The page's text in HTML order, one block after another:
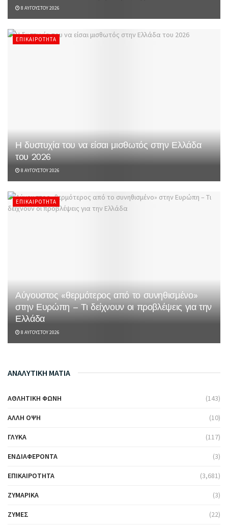
8 ΑΥΓΟΎΣΤΟΥ 2026
ΕΠΙΚΑΙΡΌΤΗΤΑ
Η δυστυχία του να είσαι μισθωτός στην Ελλάδα
του 2026
8 ΑΥΓΟΎΣΤΟΥ 2026
ΕΠΙΚΑΙΡΌΤΗΤΑ
Αύγουστος «θερμότερος από το συνηθισμένο»
στην Ευρώπη – Τι δείχνουν οι προβλέψεις για την
Ελλάδα
8 ΑΥΓΟΎΣΤΟΥ 2026
ΑΝΑΛΥΤΙΚΗ ΜΑΤΙΑ
ΑΘΛΗΤΙΚΉ ΦΩΝΉ (143)
ΆΛΛΗ ΌΨΗ (10)
ΓΛΥΚΆ (117)
ΕΝΔΙΑΦΈΡΟΝΤΑ (3)
ΕΠΙΚΑΙΡΌΤΗΤΑ (3,681)
ΖΥΜΑΡΙΚΆ (3)
ΖΎΜΕΣ (22)